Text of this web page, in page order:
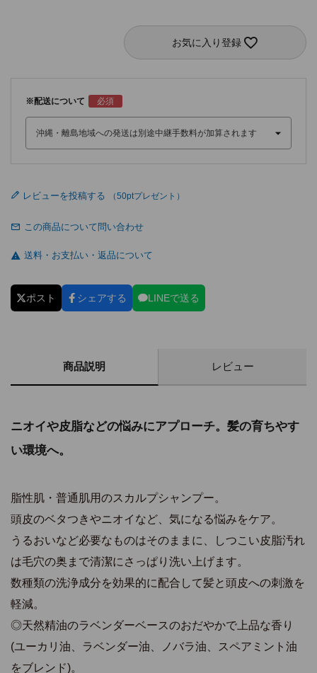
お気に入り登録
※配送について
レビューを投稿する
この商品について問い合わせ
送料・お支払い・返品について
ポスト シェアする LINEで送る
商品説明 レビュー
ニオイや皮脂などの悩みにアプローチ。髪の育ちやす
い環境へ。
脂性肌・普通肌用のスカルプシャンプー。
頭皮のベタつきやニオイなど、気になる悩みをケア。
うるおいなど必要なものはそのままに、しつこい皮脂汚れ
は毛穴の奥まで清潔にさっぱり洗い上げます。
数種類の洗浄成分を効果的に配合して髪と頭皮への刺激を
軽減。
◎天然精油のラベンダーベースのおだやかで上品な香り
(ユーカリ油、ラベンダー油、ノバラ油、スペアミント油
をブレンド)。